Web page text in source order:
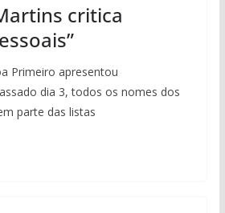
critica
Primeiro apresentou
dia 3, todos os nomes dos
parte das listas